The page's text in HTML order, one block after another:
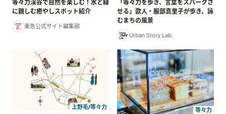
等々力渓谷で自然を楽しむ！水と緑
に親しむ癒やしスポット紹介
東急公式サイト編集部
「等々力を歩き、言葉をスパークさ
せる」歌人・服部真里子が歩き、詠
むまちの風景
Urban Story Lab.
上野毛/等々力 等々力